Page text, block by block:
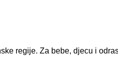
regije. Za bebe, djecu i